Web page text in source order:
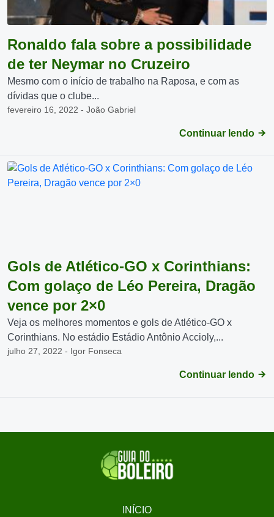
Ronaldo fala sobre a possibilidade
de ter Neymar no Cruzeiro
Mesmo com o início de trabalho na Raposa, e com as
dívidas que o clube...
fevereiro 16, 2022 - João Gabriel
Continuar lendo
Gols de Atlético-GO x Corinthians:
Com golaço de Léo Pereira, Dragão
vence por 2×0
Veja os melhores momentos e gols de Atlético-GO x
Corinthians. No estádio Estádio Antônio Accioly,...
julho 27, 2022 - Igor Fonseca
Continuar lendo
INÍCIO